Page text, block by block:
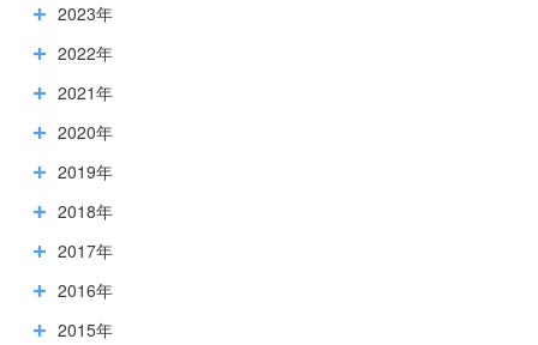
2023年
2022年
2021年
2020年
2019年
2018年
2017年
2016年
2015年